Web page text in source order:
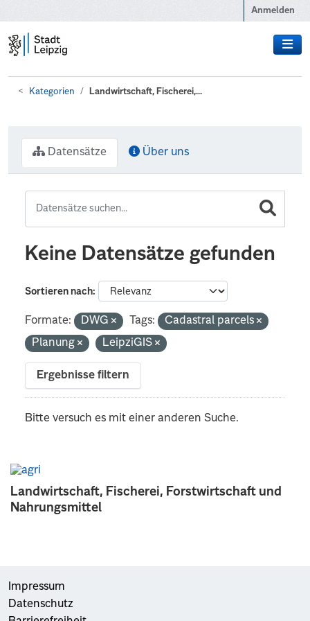
Anmelden
Kategorien Landwirtschaft, Fischerei,...
Landwirtschaft, Fischerei, Forstwirtschaft und
Nahrungsmittel
Datensätze Über uns
Keine Datensätze gefunden
Sortieren nach
Formate: DWG Tags:
Cadastral parcels
Planung
LeipziGIS
Ergebnisse filtern
Bitte versuch es mit einer anderen Suche.
Impressum
Datenschutz